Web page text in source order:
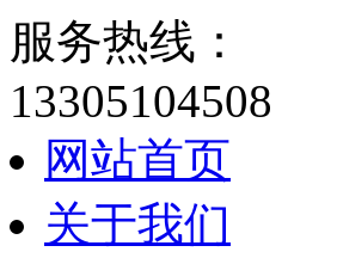
服务热线：
13305104508
网站首页
关于我们